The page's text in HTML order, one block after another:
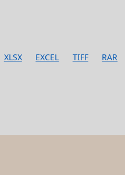
XLSX EXCEL TIFF RAR